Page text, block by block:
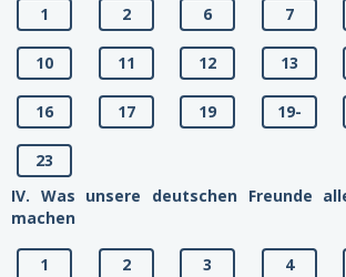
1 2 6 7
10 11 12 13
16 17 19 19-
23
IV. Was unsere deutschen Freunde
machen
1 2 3 4